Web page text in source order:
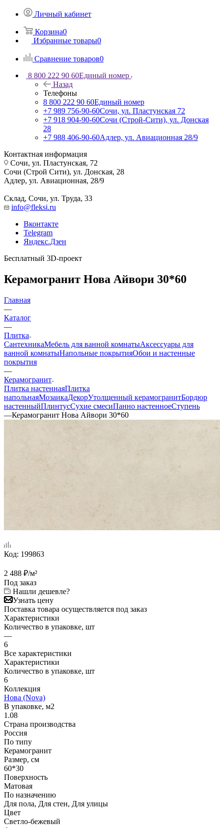
Личный кабинет
Корзина0
Избранные товары0
Сравнение товаров0
8 800 222 90 60Единый номер
Назад
Телефоны
8 800 222 90 60Единый номер
+7 989 756-90-60Сочи, ул. Пластунская 72
+7 918 904-90-60Сочи (Строй-Сити), ул. Донская
28
+7 988 406-90-60Адлер, ул. Авиационная 28/9
Контактная информация
Сочи, ул. Пластунская, 72
Сочи (Строй Сити), ул. Донская, 28
Адлер, ул. Авиационная, 28/9
Склад, Сочи, ул. Труда, 33
info@fleksi.ru
Вконтакте
Telegram
Яндекс.Дзен
Бесплатный 3D-проект
Керамогранит Нова Айвори 30*60
Главная
—
Каталог
—
Плитка
СантехникаМебель для ванной комнатыАксессуары для
ванной комнатыНапольные покрытияОбои и настенные
покрытия
—
Керамогранит
Плитка настеннаяПлитка
напольнаяМозаикаДекорУтолщенный керамогранитБордюр
настенныйПлинтусСухие смесиПанно настенноеСтупень
—Керамогранит Нова Айвори 30*60
Код: 199863
2 488 ₽/м²
Под заказ
Нашли дешевле?
Узнать цену
Поставка товара осуществляется под заказ
Характеристики
Количество в упаковке, шт
—
6
Все характеристики
Характеристики
Количество в упаковке, шт
6
Коллекция
Нова (Nova)
В упаковке, м2
1.08
Страна производства
Россия
По типу
Керамогранит
Размер, см
60*30
Поверхность
Матовая
По назначению
Для пола, Для стен, Для улицы
Цвет
Светло-бежевый